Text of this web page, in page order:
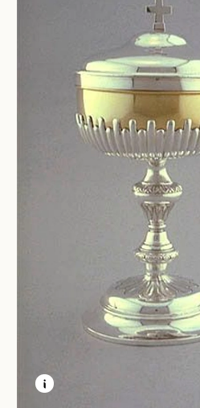
EN SAVOIR PLUS
OUVRIR LA MODALE